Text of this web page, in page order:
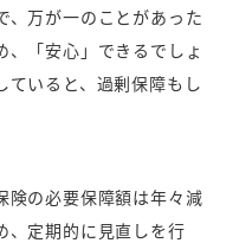
、万が一のことがあった
、「安心」できるでしょ
ていると、過剰保障もし
険の必要保障額は年々減
、定期的に見直しを行